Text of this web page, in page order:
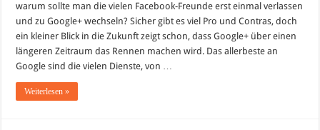
Umstieg
zu
Google+
lohnt
warum sollte man die vielen Facebook-Freunde erst einmal verlassen
und zu Google+ wechseln? Sicher gibt es viel Pro und Contras, doch
ein kleiner Blick in die Zukunft zeigt schon, dass Google+ über einen
längeren Zeitraum das Rennen machen wird. Das allerbeste an
Google sind die vielen Dienste, von …
Weiterlesen »